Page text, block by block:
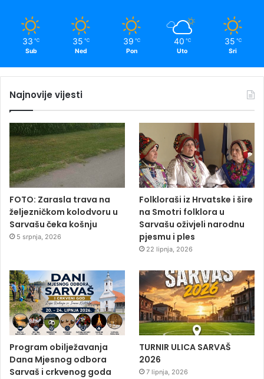
33 ℃
Sub
35 ℃
Ned
39 ℃
Pon
40 ℃
Uto
35 ℃
Sri
Najnovije vijesti
FOTO: Zarasla trava na
željezničkom kolodvoru u
Sarvašu čeka košnju
5 srpnja, 2026
Folkloraši iz Hrvatske i šire
na Smotri folklora u
Sarvašu oživjeli narodnu
pjesmu i ples
22 lipnja, 2026
Program obilježavanja
Dana Mjesnog odbora
Sarvaš i crkvenog goda
TURNIR ULICA SARVAŠ
2026
7 lipnja, 2026